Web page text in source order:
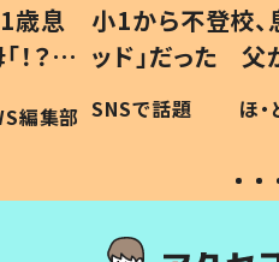
歳息
？」
編集部
小1から不登校、
ッド」だった
作り続ける理
#令和の子
SNSで話題 ほ